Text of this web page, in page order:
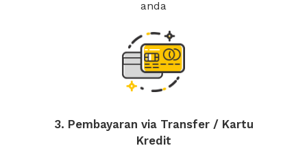
anda
3. Pembayaran via Transfer / Kartu
Kredit